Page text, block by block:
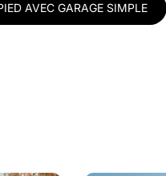
AVEC GARAGE SIMPLE